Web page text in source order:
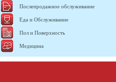
Послепродажное обслуживание
Еда и Обслуживание
Пол и Поверхность
Медицина